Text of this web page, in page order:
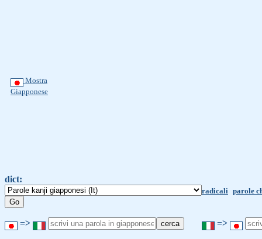
Mostra
Giapponese
dict:
radicali parole
=> =>